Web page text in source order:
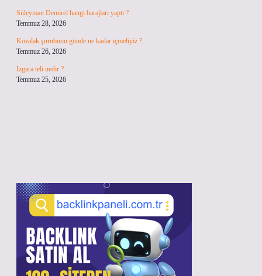
Süleyman Demirel hangi barajları yaptı ?
Temmuz 28, 2026
Kozalak şurubunu günde ne kadar içmeliyiz ?
Temmuz 26, 2026
Izgara teli nedir ?
Temmuz 25, 2026